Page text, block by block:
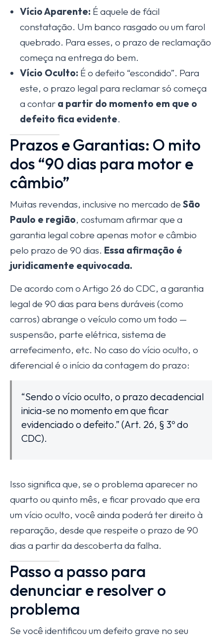
Vício Aparente: É aquele de fácil
constatação. Um banco rasgado ou um farol
quebrado. Para esses, o prazo de reclamação
começa na entrega do bem.
Vício Oculto: É o defeito “escondido”. Para
este, o prazo legal para reclamar só começa
a contar a partir do momento em que o
defeito fica evidente.
Prazos e Garantias: O mito
dos “90 dias para motor e
câmbio”
Muitas revendas, inclusive no mercado de São
Paulo e região, costumam afirmar que a
garantia legal cobre apenas motor e câmbio
pelo prazo de 90 dias. Essa afirmação é
juridicamente equivocada.
De acordo com o Artigo 26 do CDC, a garantia
legal de 90 dias para bens duráveis (como
carros) abrange o veículo como um todo —
suspensão, parte elétrica, sistema de
arrefecimento, etc. No caso do vício oculto, o
diferencial é o início da contagem do prazo:
“Sendo o vício oculto, o prazo decadencial
inicia-se no momento em que ficar
evidenciado o defeito.” (Art. 26, § 3º do
CDC).
Isso significa que, se o problema aparecer no
quarto ou quinto mês, e ficar provado que era
um vício oculto, você ainda poderá ter direito à
reparação, desde que respeite o prazo de 90
dias a partir da descoberta da falha.
Passo a passo para
denunciar e resolver o
problema
Se você identificou um defeito grave no seu